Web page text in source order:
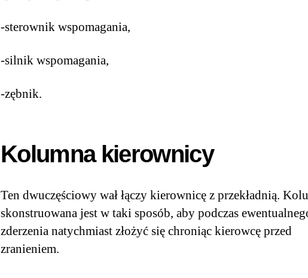
-sterownik wspomagania,
-silnik wspomagania,
-zębnik.
Kolumna kierownicy
Ten dwuczęściowy wał łączy kierownicę z przekładnią.
skonstruowana jest w taki sposób, aby podczas
zderzenia natychmiast złożyć się chroniąc kierowcę przed
zranieniem.